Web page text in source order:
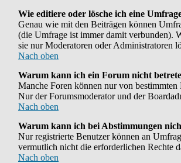
Wie editiere oder lösche ich eine
Genau wie mit den Beiträgen können
(die Umfrage ist immer damit verbunden).
sie nur Moderatoren oder Administratoren
Nach oben
Warum kann ich ein Forum nicht
Manche Foren können nur von
Nur der Forumsmoderator und der
Nach oben
Warum kann ich bei Abstimmungen
Nur registrierte Benutzer können an
vermutlich nicht die erforderlichen Rechte
Nach oben